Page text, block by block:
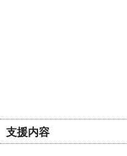
支援内容